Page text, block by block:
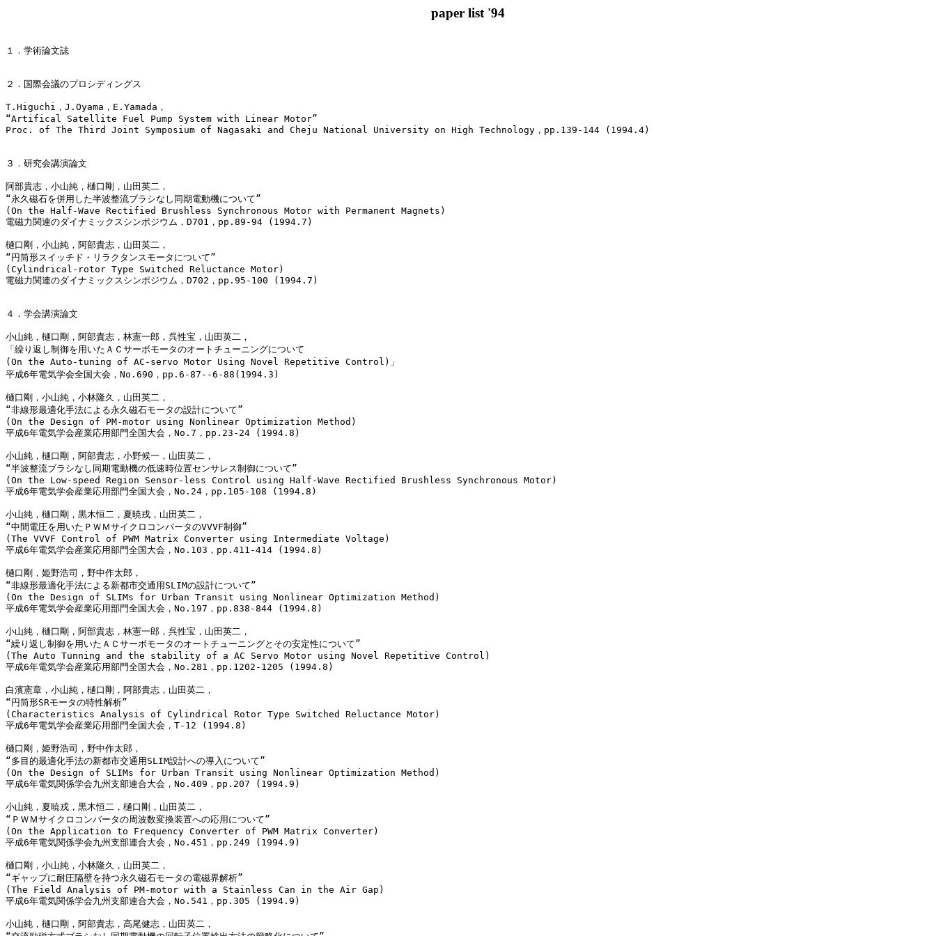
paper list '94
１．学術論文誌
２．国際会議のプロシディングス
T.Higuchi，J.Oyama，E.Yamada，
“Artifical Satellite Fuel Pump System with Linear Motor”
Proc. of The Third Joint Symposium of Nagasaki and Cheju National University on High Technology，pp.139-144 (1994.4)
３．研究会講演論文
阿部貴志，小山純，樋口剛，山田英二，
“永久磁石を併用した半波整流ブラシなし同期電動機について”
(On the Half-Wave Rectified Brushless Synchronous Motor with Permanent Magnets)
電磁力関連のダイナミックスシンポジウム，D701，pp.89-94 (1994.7)
樋口剛，小山純，阿部貴志，山田英二，
“円筒形スイッチド・リラクタンスモータについて”
(Cylindrical-rotor Type Switched Reluctance Motor)
電磁力関連のダイナミックスシンポジウム，D702，pp.95-100 (1994.7)
４．学会講演論文
小山純，樋口剛，阿部貴志，林憲一郎，呉性宝，山田英二，
「繰り返し制御を用いたＡＣサーボモータのオートチューニングについて
(On the Auto-tuning of AC-servo Motor Using Novel Repetitive Control)」
平成6年電気学会全国大会，No.690，pp.6-87--6-88(1994.3)
樋口剛，小山純，小林隆久，山田英二，
“非線形最適化手法による永久磁石モータの設計について”
(On the Design of PM-motor using Nonlinear Optimization Method)
平成6年電気学会産業応用部門全国大会，No.7，pp.23-24 (1994.8)
小山純，樋口剛，阿部貴志，小野候一，山田英二，
“半波整流ブラシなし同期電動機の低速時位置センサレス制御について”
(On the Low-speed Region Sensor-less Control using Half-Wave Rectified Brushless Synchronous Motor)
平成6年電気学会産業応用部門全国大会，No.24，pp.105-108 (1994.8)
小山純，樋口剛，黒木恒二，夏暁戎，山田英二，
“中間電圧を用いたＰＷＭサイクロコンバータのVVVF制御”
(The VVVF Control of PWM Matrix Converter using Intermediate Voltage)
平成6年電気学会産業応用部門全国大会，No.103，pp.411-414 (1994.8)
樋口剛，姫野浩司，野中作太郎，
“非線形最適化手法による新都市交通用SLIMの設計について”
(On the Design of SLIMs for Urban Transit using Nonlinear Optimization Method)
平成6年電気学会産業応用部門全国大会，No.197，pp.838-844 (1994.8)
小山純，樋口剛，阿部貴志，林憲一郎，呉性宝，山田英二，
“繰り返し制御を用いたＡＣサーボモータのオートチューニングとその安定性について”
(The Auto Tunning and the stability of a AC Servo Motor using Novel Repetitive Control)
平成6年電気学会産業応用部門全国大会，No.281，pp.1202-1205 (1994.8)
白濱憲章，小山純，樋口剛，阿部貴志，山田英二，
“円筒形SRモータの特性解析”
(Characteristics Analysis of Cylindrical Rotor Type Switched Reluctance Motor)
平成6年電気学会産業応用部門全国大会，T-12 (1994.8)
樋口剛，姫野浩司，野中作太郎，
“多目的最適化手法の新都市交通用SLIM設計への導入について”
(On the Design of SLIMs for Urban Transit using Nonlinear Optimization Method)
平成6年電気関係学会九州支部連合大会，No.409，pp.207 (1994.9)
小山純，夏暁戎，黒木恒二，樋口剛，山田英二，
“ＰＷＭサイクロコンバータの周波数変換装置への応用について”
(On the Application to Frequency Converter of PWM Matrix Converter)
平成6年電気関係学会九州支部連合大会，No.451，pp.249 (1994.9)
樋口剛，小山純，小林隆久，山田英二，
“ギャップに耐圧隔壁を持つ永久磁石モータの電磁界解析”
(The Field Analysis of PM-motor with a Stainless Can in the Air Gap)
平成6年電気関係学会九州支部連合大会，No.541，pp.305 (1994.9)
小山純，樋口剛，阿部貴志，高尾健志，山田英二，